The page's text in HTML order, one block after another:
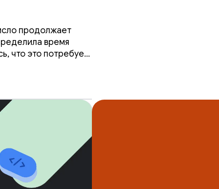
допродолжает
время
что это потребует